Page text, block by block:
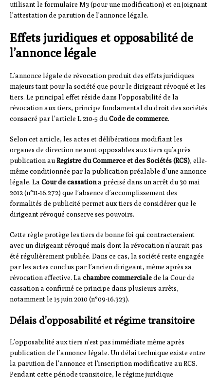
utilisant le formulaire M3 (pour une modification) et en joignant
l’attestation de parution de l’annonce légale.
Effets juridiques et opposabilité de
l’annonce légale
L’annonce légale de révocation produit des effets juridiques
majeurs tant pour la société que pour le dirigeant révoqué et les
tiers. Le principal effet réside dans l’opposabilité de la
révocation aux tiers, principe fondamental du droit des sociétés
consacré par l’article L.210-5 duCode de commerce.
Selon cet article, les actes et délibérations modifiant les
organes de direction ne sont opposables aux tiers qu’après
publication auRegistre du Commerce et des Sociétés (RCS), elle-
même conditionnée par la publication préalable d’une annonce
légale. La Cour de cassationa précisé dans un arrêt du 30 mai
2012 (n°11-16.272) que l’absence d’accomplissement des
formalités de publicité permet aux tiers de considérer que le
dirigeant révoqué conserve ses pouvoirs.
Cette règle protège les tiers de bonne foi qui contracteraient
avec un dirigeant révoqué mais dont la révocation n’aurait pas
été régulièrement publiée. Dans ce cas, la société reste engagée
par les actes conclus par l’ancien dirigeant, même après sa
révocation effective. La chambre commercialede la Cour de
cassation a confirmé ce principe dans plusieurs arrêts,
notamment le 15 juin 2010 (n°09-16.323).
Délais d’opposabilité et régime transitoire
L’opposabilité aux tiers n’est pas immédiate même après
publication de l’annonce légale. Un délai technique existe entre
la parution de l’annonce et l’inscription modificative au RCS.
Pendant cette période transitoire, le régime juridique